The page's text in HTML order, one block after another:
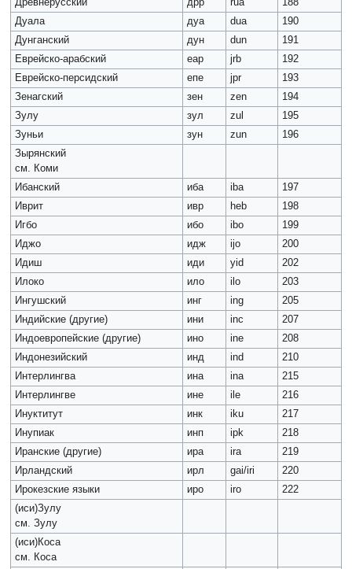
Древнерусский
дрр rua
188
Дуала
дуа dua
190
Дунганский
дун dun
191
Еврейско-арабский
еар jrb
192
Еврейско-персидский
епе jpr
193
Зенагский
зен zen
194
Зулу
зул zul
195
Зуньи
зун zun
196
Зырянский
см. Коми
Ибанский
иба iba
197
Иврит
ивр heb
198
Игбо
ибо ibo
199
Иджо
идж ijo
200
Идиш
иди yid
202
Илоко
ило ilo
203
Ингушский
инг ing
205
Индийские (другие)
ини inc
207
Индоевропейские (другие)
ино ine
208
Индонезийский
инд ind
210
Интерлингва
ина ina
215
Интерлингве
ине ile
216
Инуктитут
инк iku
217
Инупиак
инп ipk
218
Иранские (другие)
ира ira
219
Ирландский
ирл gai/iri
220
Ирокезские языки
иро iro
222
(иси)Зулу
см. Зулу
(иси)Коса
см. Коса